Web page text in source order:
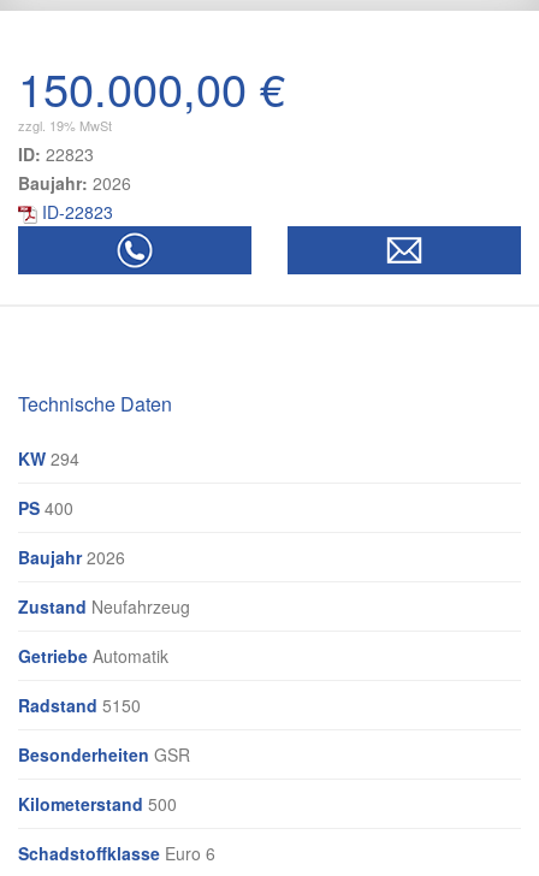
150.000,00 €
zzgl. 19% MwSt
ID: 22823
Baujahr: 2026
ID-22823
Technische Daten
KW 294
PS 400
Baujahr2026
Zustand Neufahrzeug
Getriebe Automatik
Radstand 5150
Besonderheiten GSR
Kilometerstand 500
Schadstoffklasse Euro 6